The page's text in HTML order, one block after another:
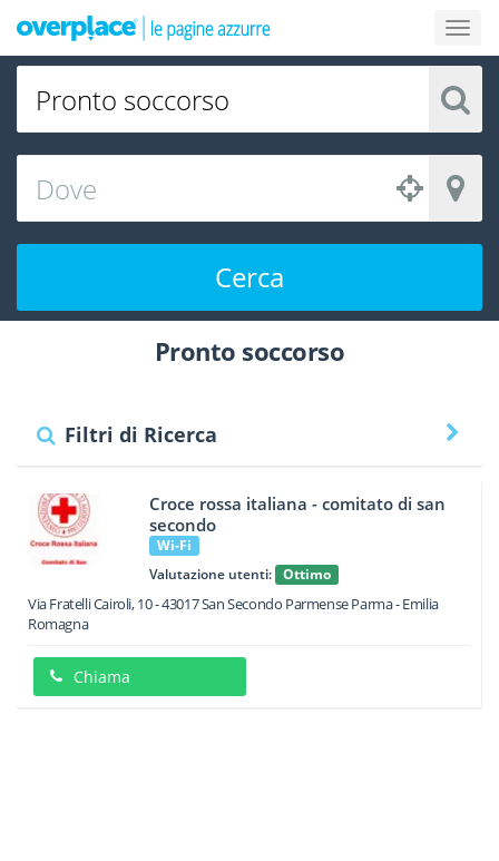
Cerca
Pronto soccorso
Filtri di Ricerca
Croce rossa italiana - comitato di san
secondo
Wi-Fi
Valutazione utenti:
Ottimo
Via Fratelli Cairoli, 10-43017San Secondo ParmenseParma -Emilia
Romagna
Chiama